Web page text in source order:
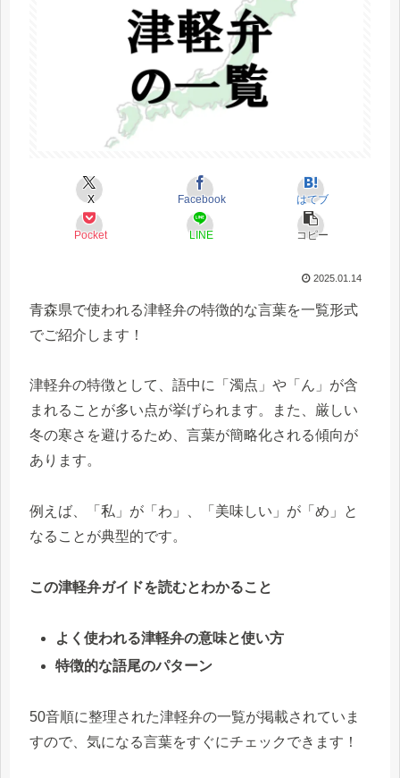
X Facebook はてブ
Pocket LINE コピー
2025.01.14
青森県で使われる津軽弁の特徴的な言葉を一覧形式
でご紹介します！
津軽弁の特徴として、語中に「濁点」や「ん」が含
まれることが多い点が挙げられます。また、厳しい
冬の寒さを避けるため、言葉が簡略化される傾向が
あります。
例えば、「私」が「わ」、「美味しい」が「め」と
なることが典型的です。
この津軽弁ガイドを読むとわかること
よく使われる津軽弁の意味と使い方
特徴的な語尾のパターン
50音順に整理された津軽弁の一覧が掲載されていま
すので、気になる言葉をすぐにチェックできます！